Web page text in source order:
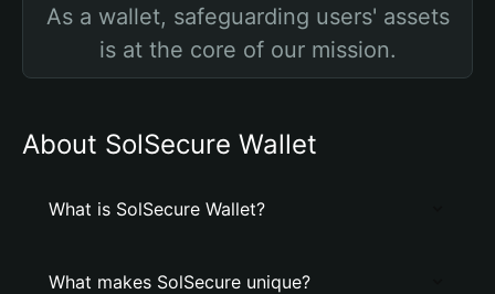
As a wallet, safeguarding users' assets
is at the core of our mission.
About SolSecure Wallet
What is SolSecure Wallet?
What makes SolSecure unique?